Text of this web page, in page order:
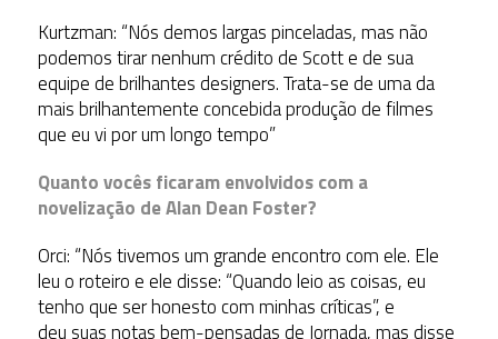
Kurtzman: “Nós demos largas pinceladas, mas não
podemos tirar nenhum crédito de Scott e de sua
equipe de brilhantes designers. Trata-se de uma da
mais brilhantemente concebida produção de filmes
que eu vi por um longo tempo”
Quanto vocês ficaram envolvidos com a
novelização de Alan Dean Foster?
Orci: “Nós tivemos um grande encontro com ele. Ele
leu o roteiro e ele disse: “Quando leio as coisas, eu
tenho que ser honesto com minhas críticas”, e
deu suas notas bem-pensadas de Jornada, mas disse